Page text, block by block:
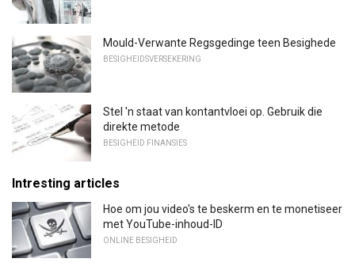
Mould-Verwante Regsgedinge teen Besighede
BESIGHEIDSVERSEKERING
Stel 'n staat van kontantvloei op. Gebruik die
direkte metode
BESIGHEID FINANSIES
Intresting articles
Hoe om jou video's te beskerm en te monetiseer
met YouTube-inhoud-ID
ONLINE BESIGHEID